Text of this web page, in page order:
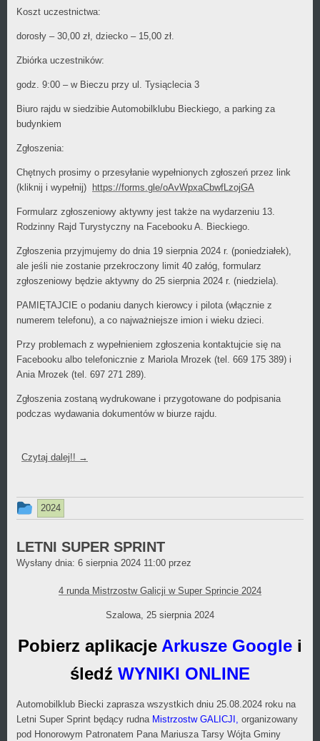
Koszt uczestnictwa:
dorosły – 30,00 zł, dziecko – 15,00 zł.
Zbiórka uczestników:
godz. 9:00 – w Bieczu przy ul. Tysiąclecia 3
Biuro rajdu w siedzibie Automobilklubu Bieckiego, a parking za
budynkiem
Zgłoszenia:
Chętnych prosimy o przesyłanie wypełnionych zgłoszeń przez link
(kliknij i wypełnij)
https://forms.gle/oAvWpxaCbwfLzojGA
Formularz zgłoszeniowy aktywny jest także na wydarzeniu 13.
Rodzinny Rajd Turystyczny na Facebooku A. Bieckiego.
Zgłoszenia przyjmujemy do dnia 19 sierpnia 2024 r. (poniedziałek),
ale jeśli nie zostanie przekroczony limit 40 załóg, formularz
zgłoszeniowy będzie aktywny do 25 sierpnia 2024 r. (niedziela).
PAMIĘTAJCIE o podaniu danych kierowcy i pilota (włącznie z
numerem telefonu), a co najważniejsze imion i wieku dzieci.
Przy problemach z wypełnieniem zgłoszenia kontaktujcie się na
Facebooku albo telefonicznie z Mariola Mrozek (tel. 669 175 389) i
Ania Mrozek (tel. 697 271 289).
Zgłoszenia zostaną wydrukowane i przygotowane do podpisania
podczas wydawania dokumentów w biurze rajdu.
Czytaj dalej!! →
Ten
był
dodany
2024
LETNI SUPER SPRINT
Wysłany dnia: 6 sierpnia 2024 11:00 przez
4 runda Mistrzostw Galicji w Super Sprincie 2024
Szalowa, 25 sierpnia 2024
Pobierz aplikacje Arkusze Google i
śledź WYNIKI ONLINE
Automobilklub Biecki zaprasza wszystkich dniu 25.08.2024 roku na
Letni Super Sprint będący rudna Mistrzostw GALICJI,
organizowany
pod Honorowym Patronatem Pana Mariusza Tarsy Wójta Gminy